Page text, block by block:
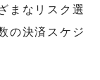
まなリスク選
の決済スケジ